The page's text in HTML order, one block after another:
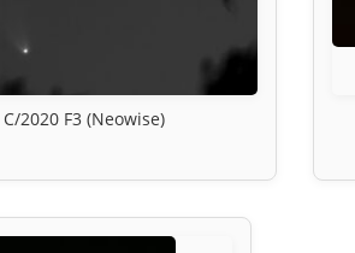
C/2020 F3 (Neowise)